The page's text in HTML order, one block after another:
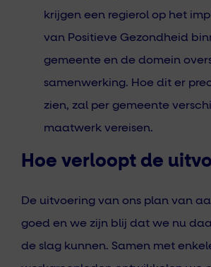
krijgen een regierol op het
van Positieve Gezondheid
gemeente en de domein
samenwerking. Hoe dit er
zien, zal per gemeente
maatwerk vereisen.
Hoe verloopt de
De uitvoering van ons plan van
goed en we zijn blij dat we nu
de slag kunnen. Samen met